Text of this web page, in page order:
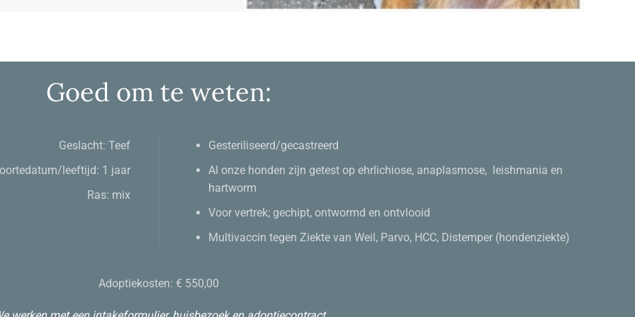
Goed om te weten:
Geslacht: Teef
leeftijd: 1 jaar
Ras: mix
Gesteriliseerd/gecastreerd
Al onze honden zijn getest op ehrlichiose, anaplasmose, leishmania en
hartworm
Voor vertrek; gechipt, ontwormd en ontvlooid
Multivaccin tegen Ziekte van Weil, Parvo, HCC, Distemper (hondenziekte)
Adoptiekosten: € 550,00